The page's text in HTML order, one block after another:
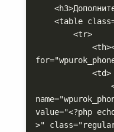
value="<?php
>"